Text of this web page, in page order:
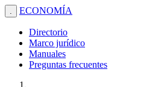
. ECONOMÍA
Directorio
Marco jurídico
Manuales
Preguntas frecuentes